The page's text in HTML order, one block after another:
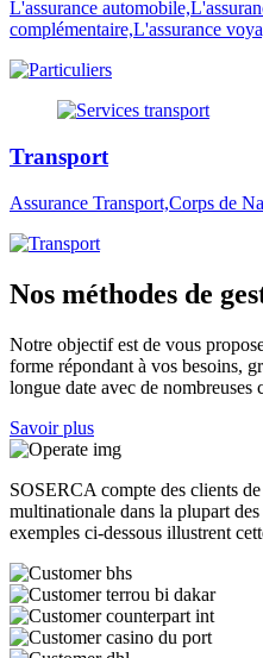
L'assurance
complémentaire,L'assurance
Transport
Assurance Transport,Corps de
Nos méthodes de
Notre objectif est de vous
forme répondant à vos besoins,
longue date avec de nombreuses
Savoir plus
SOSERCA compte des clients
multinationale dans la plupart
exemples ci-dessous illustrent